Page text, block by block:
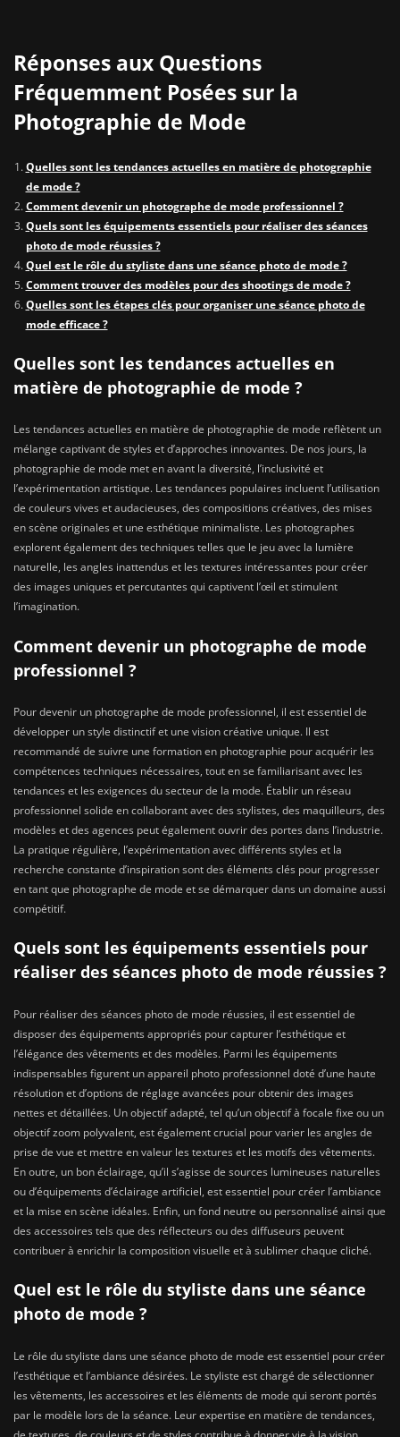
Réponses aux Questions
Fréquemment Posées sur la
Photographie de Mode
Quelles sont les tendances actuelles en matière de photographie
de mode ?
Comment devenir un photographe de mode professionnel ?
Quels sont les équipements essentiels pour réaliser des séances
photo de mode réussies ?
Quel est le rôle du styliste dans une séance photo de mode ?
Comment trouver des modèles pour des shootings de mode ?
Quelles sont les étapes clés pour organiser une séance photo de
mode efficace ?
Quelles sont les tendances actuelles en
matière de photographie de mode ?
Les tendances actuelles en matière de photographie de mode reflètent un
mélange captivant de styles et d’approches innovantes. De nos jours, la
photographie de mode met en avant la diversité, l’inclusivité et
l’expérimentation artistique. Les tendances populaires incluent l’utilisation
de couleurs vives et audacieuses, des compositions créatives, des mises
en scène originales et une esthétique minimaliste. Les photographes
explorent également des techniques telles que le jeu avec la lumière
naturelle, les angles inattendus et les textures intéressantes pour créer
des images uniques et percutantes qui captivent l’œil et stimulent
l’imagination.
Comment devenir un photographe de mode
professionnel ?
Pour devenir un photographe de mode professionnel, il est essentiel de
développer un style distinctif et une vision créative unique. Il est
recommandé de suivre une formation en photographie pour acquérir les
compétences techniques nécessaires, tout en se familiarisant avec les
tendances et les exigences du secteur de la mode. Établir un réseau
professionnel solide en collaborant avec des stylistes, des maquilleurs, des
modèles et des agences peut également ouvrir des portes dans l’industrie.
La pratique régulière, l’expérimentation avec différents styles et la
recherche constante d’inspiration sont des éléments clés pour progresser
en tant que photographe de mode et se démarquer dans un domaine aussi
compétitif.
Quels sont les équipements essentiels pour
réaliser des séances photo de mode réussies ?
Pour réaliser des séances photo de mode réussies, il est essentiel de
disposer des équipements appropriés pour capturer l’esthétique et
l’élégance des vêtements et des modèles. Parmi les équipements
indispensables figurent un appareil photo professionnel doté d’une haute
résolution et d’options de réglage avancées pour obtenir des images
nettes et détaillées. Un objectif adapté, tel qu’un objectif à focale fixe ou un
objectif zoom polyvalent, est également crucial pour varier les angles de
prise de vue et mettre en valeur les textures et les motifs des vêtements.
En outre, un bon éclairage, qu’il s’agisse de sources lumineuses naturelles
ou d’équipements d’éclairage artificiel, est essentiel pour créer l’ambiance
et la mise en scène idéales. Enfin, un fond neutre ou personnalisé ainsi que
des accessoires tels que des réflecteurs ou des diffuseurs peuvent
contribuer à enrichir la composition visuelle et à sublimer chaque cliché.
Quel est le rôle du styliste dans une séance
photo de mode ?
Le rôle du styliste dans une séance photo de mode est essentiel pour créer
l’esthétique et l’ambiance désirées. Le styliste est chargé de sélectionner
les vêtements, les accessoires et les éléments de mode qui seront portés
par le modèle lors de la séance. Leur expertise en matière de tendances,